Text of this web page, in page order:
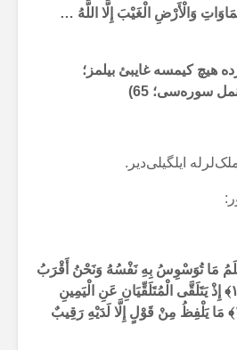
وَالْأَرْضِ الْغَيْبَ إِلَّا اللَّهُ …
هیچ کیمسە غایبئ بیلمز؛
سورەسی؛ 65)
ایلگیلی‌دیر.
مَا تُوَسْوِسُ بِهِ نَفْسُهُ وَنَحْنُ أَقْرَبُ
﴿۱۶﴾ إِذْ يَتَلَقَّى الْمُتَلَقِّيَانِ عَنِ الْيَمِينِ
وَعَنِ الشِّمَالِ قَعِيدٌ ﴿۱۷﴾ مَا يَلْفِظُ مِنْ قَوْلٍ إِلَّا لَدَيْهِ رَقِيبٌ